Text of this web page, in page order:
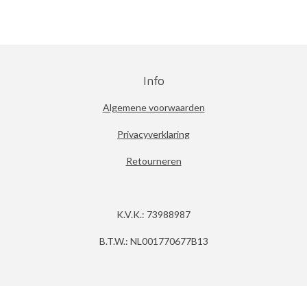
Info
Algemene voorwaarden
Privacyverklaring
Retourneren
K.V.K.: 73988987
B.T.W.: NL001770677B13